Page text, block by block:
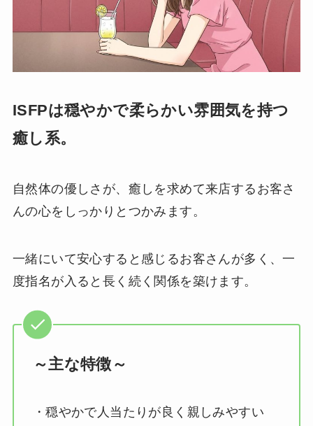
ISFPは穏やかで柔らかい雰囲気を持つ
癒し系。
自然体の優しさが、癒しを求めて来店するお客さ
んの心をしっかりとつかみます。
一緒にいて安心すると感じるお客さんが多く、一
度指名が入ると長く続く関係を築けます。
～主な特徴～
・穏やかで人当たりが良く親しみやすい